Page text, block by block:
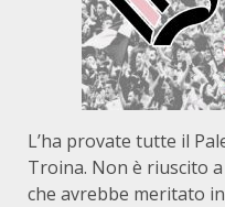
L’ha provate tutte il
Troina. Non è riuscito
che avrebbe meritato